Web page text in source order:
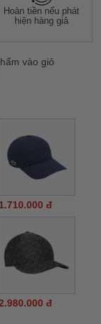
Hoàn tiền nếu phát
hiện hàng giả
vào giỏ
1.710.000 đ
đ